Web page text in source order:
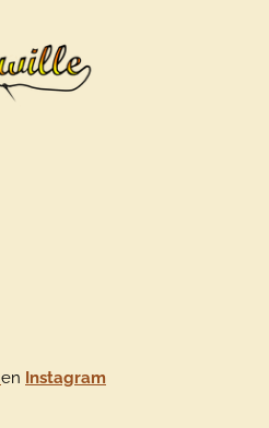
en Instagram